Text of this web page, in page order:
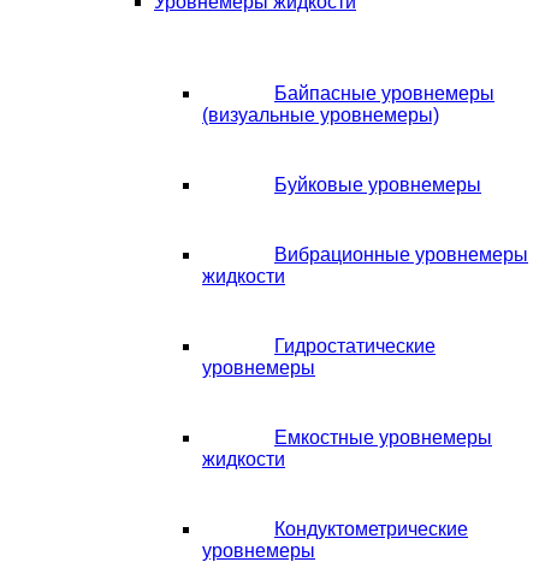
Байпасные уровнемеры
(визуальные уровнемеры)
Буйковые уровнемеры
Вибрационные уровнемеры
жидкости
Гидростатические
уровнемеры
Емкостные уровнемеры
жидкости
Кондуктометрические
уровнемеры